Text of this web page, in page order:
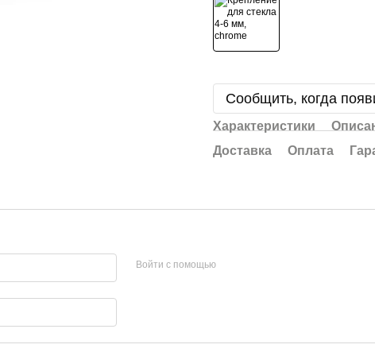
Сообщить, когда
Характеристики
Доставка
Оплата
Войти с помощью